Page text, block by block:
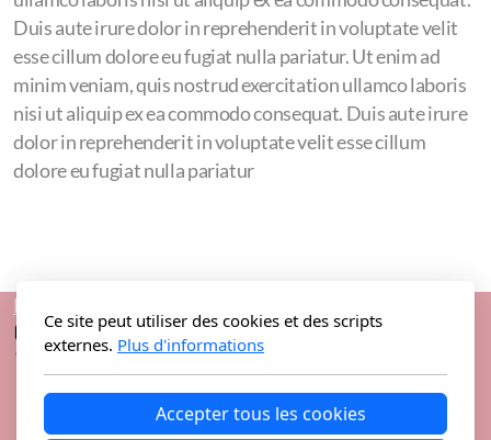
Duis aute irure dolor in reprehenderit in voluptate velit
esse cillum dolore eu fugiat nulla pariatur. Ut enim ad
minim veniam, quis nostrud exercitation ullamco laboris
nisi ut aliquip ex ea commodo consequat. Duis aute irure
dolor in reprehenderit in voluptate velit esse cillum
dolore eu fugiat nulla pariatur
Nous contacter
Ce site peut utiliser des cookies et des scripts
externes. Plus d'informations
Accepter tous les cookies
Championnats VS
Championnats Vs 2025
Championnats VS 2023
Championnats VS 2019
Championnats VS 2016
Palmarès Championnats VS